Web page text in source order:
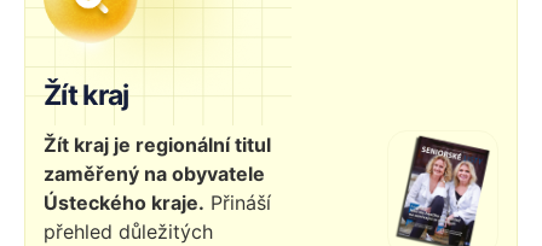
Žít kraj
Žít kraj je regionální titul
zaměřený na obyvatele
Ústeckého kraje. Přináší
přehled důležitých